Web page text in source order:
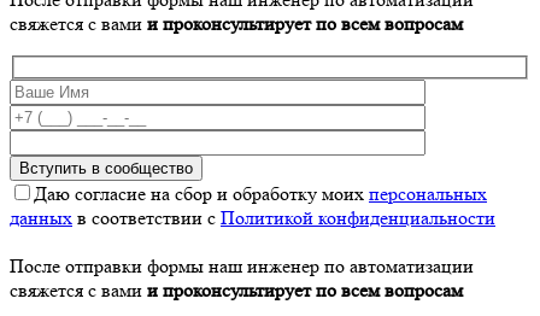
свяжется с вами и проконсультирует по всем вопросам
Даю согласие на сбор и обработку моих персональных
данных в соответствии с Политикой конфиденциальности
После отправки формы наш инженер по автоматизации
свяжется с вами и проконсультирует по всем вопросам